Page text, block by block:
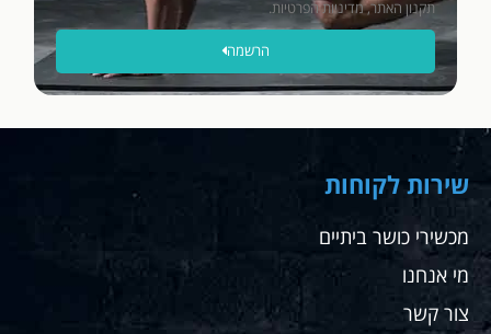
יותר
ללא
תשלום,
רבה.
וואו.
מאוד
נתנו לי
מצויין
לה
שאחזור
לקנות
תקנון האתר, מדיניות הפרטיות.
הרשמה
שירות לקוחות
מכשירי כושר ביתיים
מי אנחנו
צור קשר